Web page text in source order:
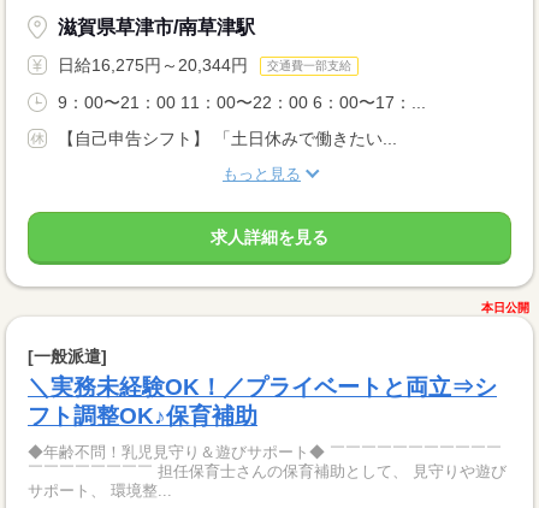
滋賀県草津市/南草津駅
日給16,275円～20,344円 交通費一部支給
9：00〜21：00 11：00〜22：00 6：00〜17：...
【自己申告シフト】 「土日休みで働きたい...
もっと見る
求人詳細を見る
本日公開
[一般派遣]
＼実務未経験OK！／プライベートと両立⇒シ
フト調整OK♪保育補助
◆年齢不問！乳児見守り＆遊びサポート◆ ￣￣￣￣￣￣￣￣￣￣￣
￣￣￣￣￣￣￣￣ 担任保育士さんの保育補助として、 見守りや遊び
サポート、 環境整...